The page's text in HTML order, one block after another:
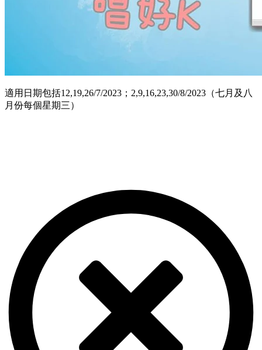
適用日期包括12,19,26/7/2023；2,9,16,23,30/8/2023（七月及八
月份每個星期三）